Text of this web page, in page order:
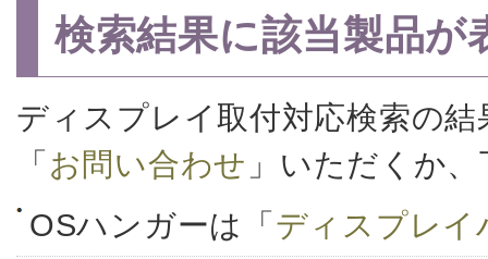
検索結果に該当製品が
ディスプレイ取付対応検索の
「お問い合わせ 」いただくか
OSハンガーは「ディスプレイ